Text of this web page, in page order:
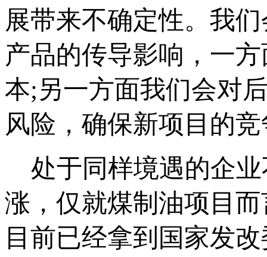
展带来不确定性。我
产品的传导影响，一
本;另一方面我们会对
风险，确保新项目的竞
处于同样境遇的企业
涨，仅就煤制油项目
目前已经拿到国家发